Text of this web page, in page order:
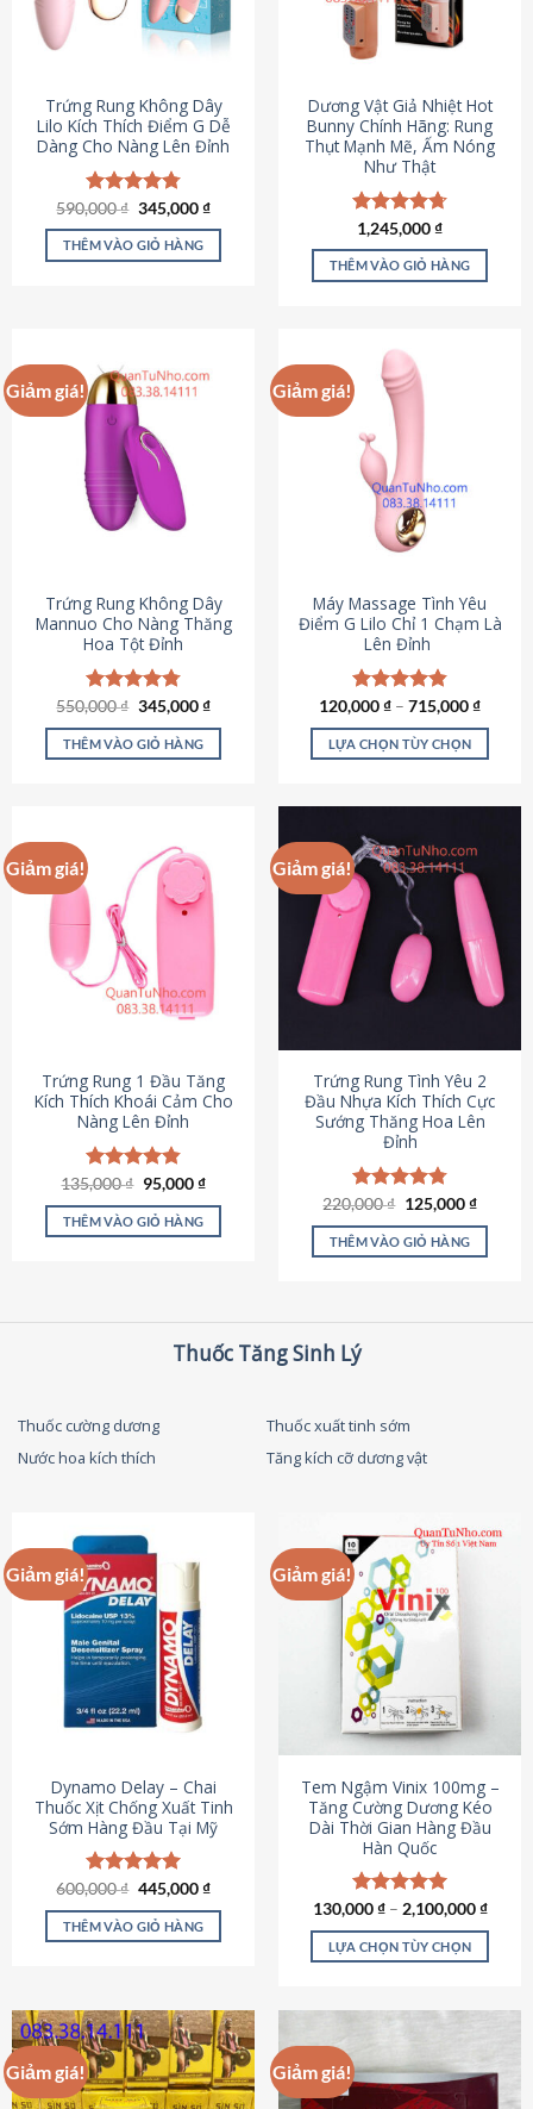
Trứng Rung Không Dây
Lilo Kích Thích Điểm G Dễ
Dàng Cho Nàng Lên Đỉnh
Được xếp
hạng4.79
5 sao
590,000₫ Giá
là:
590,000 ₫.
345,000₫Giá
tại
345,000 ₫.
THÊM VÀO GIỎ HÀNG
Dương Vật Giả Nhiệt Hot
Bunny Chính Hãng: Rung
Thụt Mạnh Mẽ, Ấm Nóng
Như Thật
Được xếp
hạng4.73
5 sao
1,245,000₫
THÊM VÀO GIỎ HÀNG
Giảm giá!
Trứng Rung Không Dây
Mannuo Cho Nàng Thăng
Hoa Tột Đỉnh
Được xếp
hạng4.81
5 sao
550,000₫ Giá
là:
550,000 ₫.
345,000₫Giá
tại
THÊM VÀO GIỎ HÀNG
Giảm giá!
Máy Massage Tình Yêu
Điểm G Lilo Chỉ 1 Chạm Là
Lên Đỉnh
Được xếp
hạng4.85
5 sao
120,000₫ – 715,000₫
LỰA CHỌN TÙY CHỌN
có
nhiều
biến
thể.
Các
tùy
chọn
được
chọn
trên
trang
sản
phẩm
Giảm giá!
Trứng Rung 1 Đầu Tăng
Kích Thích Khoái Cảm Cho
Nàng Lên Đỉnh
Được xếp
hạng4.87
5 sao
135,000₫ Giá
gốc
là:
135,000 ₫.
95,000₫Giá
tại
THÊM VÀO GIỎ HÀNG
Giảm giá!
Trứng Rung Tình Yêu 2
Đầu Nhựa Kích Thích Cực
Sướng Thăng Hoa Lên
Đỉnh
Được xếp
hạng4.79
5 sao
220,000₫ Giá
là:
220,000 ₫.
125,000₫Giá
tại
THÊM VÀO GIỎ HÀNG
Thuốc Tăng Sinh Lý
Thuốc cường dương
Thuốc xuất tinh sớm
Nước hoa kích thích
Tăng kích cỡ dương vật
Giảm giá!
Dynamo Delay – Chai
Thuốc Xịt Chống Xuất Tinh
Sớm Hàng Đầu Tại Mỹ
Được xếp
hạng5.00
5 sao
600,000₫ Giá
là:
600,000 ₫.
445,000₫Giá
tại
THÊM VÀO GIỎ HÀNG
Giảm giá!
Tem Ngậm Vinix 100mg –
Tăng Cường Dương Kéo
Dài Thời Gian Hàng Đầu
Hàn Quốc
Được xếp
hạng5.00
5 sao
130,000₫– 2,100,000₫
LỰA CHỌN TÙY CHỌN
nhiều
biến
Giảm giá! Giảm giá!